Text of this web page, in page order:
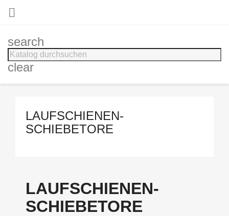

search
clear
LAUFSCHIENEN-
SCHIEBETORE
LAUFSCHIENEN-
SCHIEBETORE